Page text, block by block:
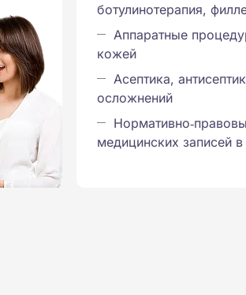
ботулинотерапия,
Аппаратные
кожей
Асептика,
осложнений
медицинских записей